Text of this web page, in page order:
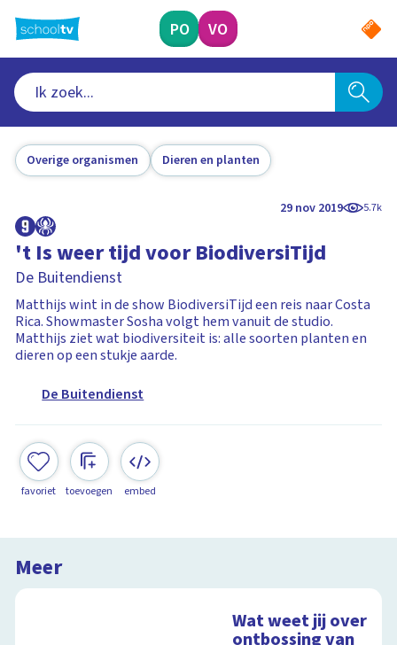
naar
hoofdinhoud
PO VO
Overige organismen Dieren en planten
29 nov 2019 5.7k
't Is weer tijd voor BiodiversiTijd
De Buitendienst
Matthijs wint in de show BiodiversiTijd een reis naar Costa
Rica. Showmaster Sosha volgt hem vanuit de studio.
Matthijs ziet wat biodiversiteit is: alle soorten planten en
dieren op een stukje aarde.
De Buitendienst
favoriet toevoegen embed
Meer
Wat weet jij over
ontbossing van